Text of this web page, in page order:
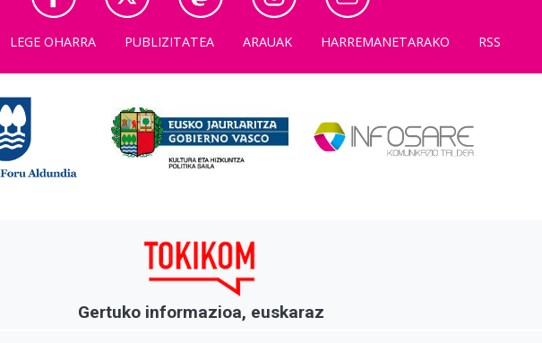
LEGE OHARRA PUBLIZITATEA ARAUAK HARREMANETARAKO RSS
Gertuko informazioa, euskaraz